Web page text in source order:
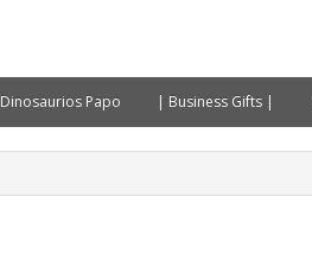
Dinosaurios Papo | Business Gifts |